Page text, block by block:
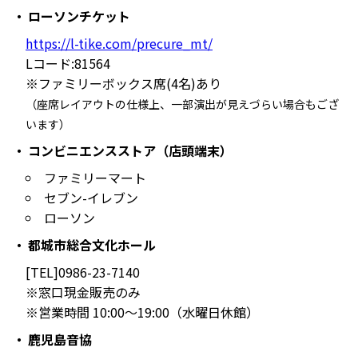
ローソンチケット
https://l-tike.com/precure_mt/
Lコード:81564
※ファミリーボックス席(4名)あり
（座席レイアウトの仕様上、一部演出が見えづらい場合もござ
います）
コンビニエンスストア（店頭端末）
ファミリーマート
セブン-イレブン
ローソン
都城市総合文化ホール
[TEL]0986-23-7140
※窓口現金販売のみ
※営業時間 10:00～19:00（水曜日休館）
鹿児島音協